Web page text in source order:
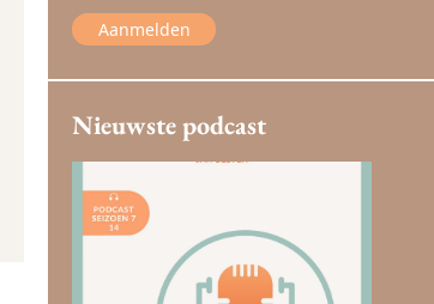
Aanmelden
Nieuwste podcast